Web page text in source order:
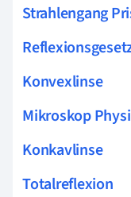
Strahlengang
Konvexlinse
Mikroskop
Konkavlinse
Totalreflexion